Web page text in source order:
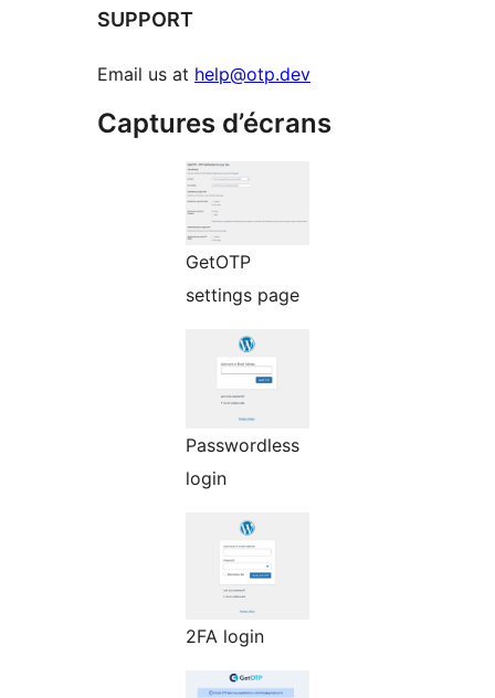
SUPPORT
Email us at help@otp.dev
Captures d’écrans
GetOTP
settings page
Passwordless
login
2FA login